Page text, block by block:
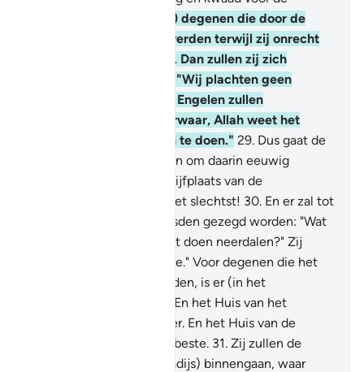
(Zij zijn) degenen die door de
Engelen weggenomen werden terwijl zij onrecht
tegen zichzelf begingen. Dan zullen zij zich
overgeven (en zeggen:) "Wij plachten geen
kwaad te bedrijven. (De Engelen zullen
antwoorden:) "Nee, voorwaar, Allah weet het
beste wat jullie plachten te doen." 29. Dus gaat de
poorten van de Hel binnen om daarin eeuwig
levenden te zijn. De verblijfplaats van de
hoogmoedigen is zeker het slechtst! 30. En er zal tot
degenen die (Allah) vreesden gezegd worden: "Wat
is het dat jullie Heer heeft doen neerdalen?" Zij
zullen zeggen: "Het goede." Voor degenen die het
goede in deze wereld deden, is er (in het
Hiernamaals) het goede. En het Huis van het
Hiernamaals is zeker beter. En het Huis van de
Moettaqôen is zeker het beste. 31. Zij zullen de
Tuinen van 'Adn (het Paradijs) binnengaan, waar